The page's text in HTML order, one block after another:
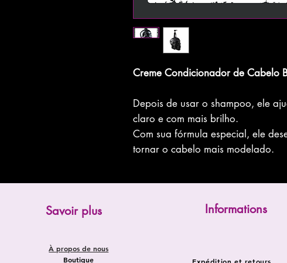
Creme Condicionador de Cabelo
Depois de usar o shampoo, ele
claro e com mais brilho.
Com sua fórmula especial, ele
tornar o cabelo mais modelado.
Savoir plus
Boutique
À propos de nous
Informations